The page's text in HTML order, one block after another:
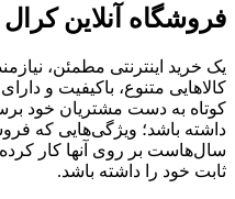
فروشگاه آنلاین
یک خرید اینترنتی مطمئن،
کالاهایی متنوع، باکیفیت و
کوتاه به دست مشتریان خود
داشته باشد؛ ویژگی‌هایی که
سال‌هاست بر روی آنها کار
ثابت خود را داشته باشد.